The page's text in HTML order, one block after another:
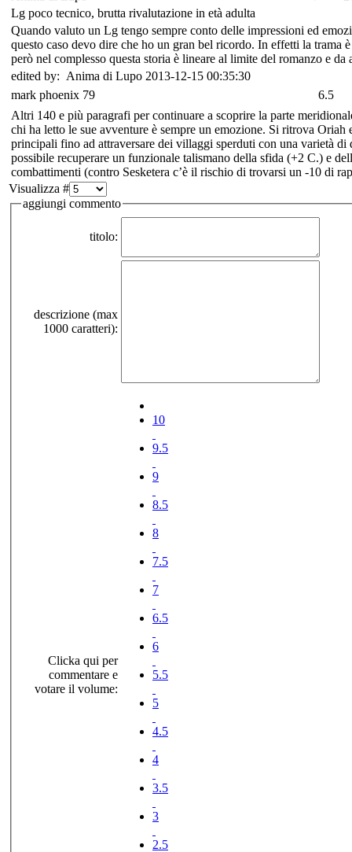
Lg poco tecnico, brutta rivalutazione in età adulta
Quando valuto un Lg tengo sempre conto delle impressioni ed
questo caso devo dire che ho un gran bel ricordo. In effetti la trama
però nel complesso questa storia è lineare al limite del romanzo e
edited by: Anima di Lupo 2013-12-15 00:35:30
mark phoenix 79
6.5
Altri 140 e più paragrafi per continuare a scoprire la parte
chi ha letto le sue avventure è sempre un emozione. Si ritrova
principali fino ad attraversare dei villaggi sperduti con una varietà
possibile recuperare un funzionale talismano della sfida (+2 C.) e
combattimenti (contro Sesketera c’è il rischio di trovarsi un -10 di
Visualizza #
aggiungi commento
titolo:
descrizione (max
1000 caratteri):
Clicka qui per
commentare e
votare il volume:
10
9.5
9
8.5
8
7.5
7
6.5
6
5.5
5
4.5
4
3.5
3
2.5